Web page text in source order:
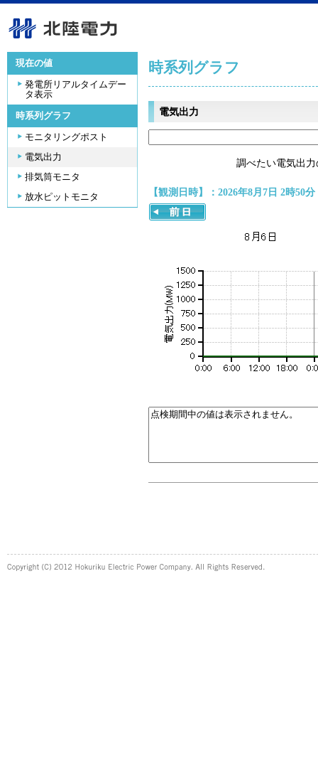
現在の値
発電所リアルタイムデー
タ表示
時系列グラフ
モニタリングポスト
電気出力
排気筒モニタ
放水ピットモニタ
時系列グラフ
電気出力
調べたい電気出
【観測日時】：2026年8月7日 2時50分